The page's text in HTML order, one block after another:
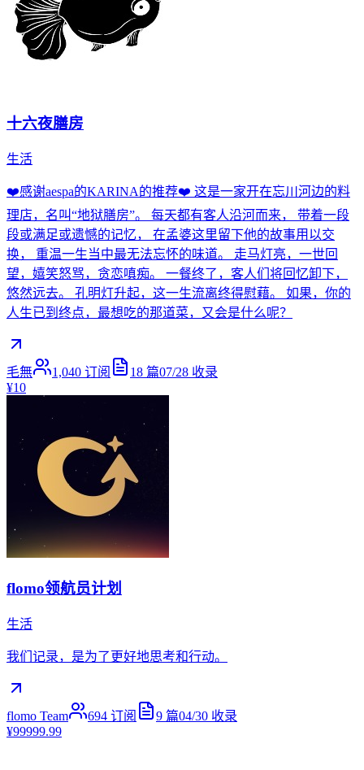
十六夜膳房
生活
❤️感谢aespa的KARINA的推荐❤️ 这是一家开在忘川河边的料
理店，名叫“地狱膳房”。 每天都有客人沿河而来， 带着一段
段或满足或遗憾的记忆， 在孟婆这里留下他的故事用以交
换， 重温一生当中最无法忘怀的味道。 走马灯亮，一世回
望，嬉笑怒骂，贪恋嗔痴。 一餐终了，客人们将回忆卸下，
悠然远去。 孔明灯升起，这一生流离终得慰藉。 如果，你的
人生已到终点，最想吃的那道菜，又会是什么呢？
毛無 1,040 订阅 18 篇07/28 收录
¥10
flomo领航员计划
生活
我们记录，是为了更好地思考和行动。
flomo Team 694 订阅 9 篇04/30 收录
¥99999.99